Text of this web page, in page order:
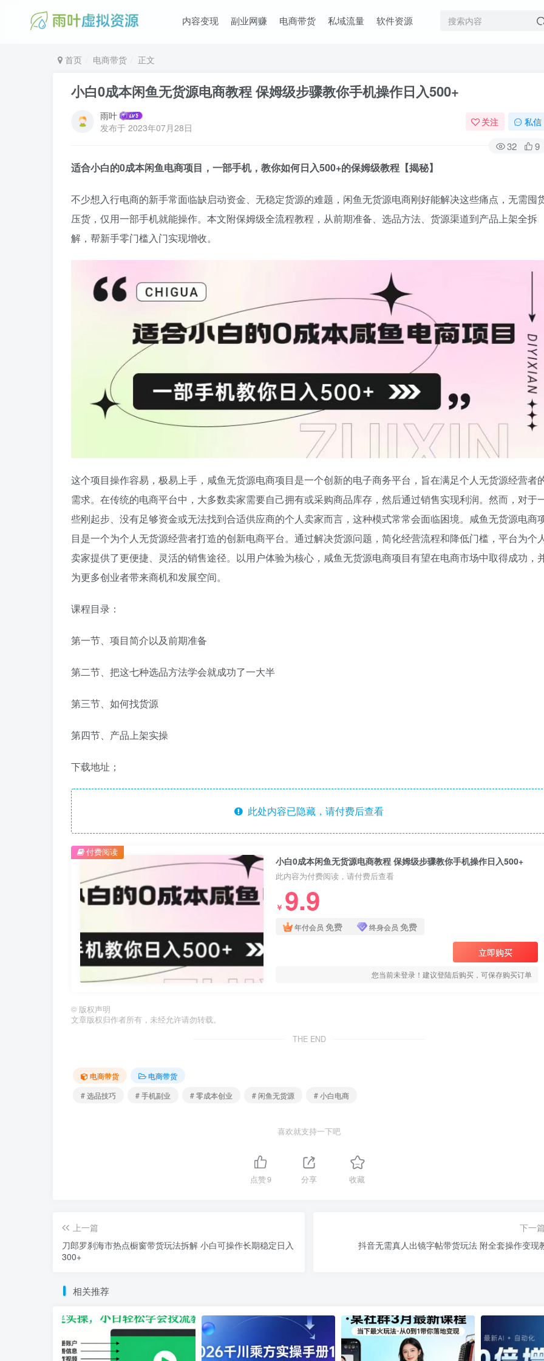
内容变现 副业网赚 电商带货 私域流量 软件资源
首页 电商带货 正文
小白0成本闲鱼无货源电商教程 保姆级步骤教你手机操作日入500+
雨叶
发布于 2023年07月28日 关注 私信
32 9
适合小白的0成本闲鱼电商项目，一部手机，教你如何日入500+的保姆级教程【揭秘】
不少想入行电商的新手常面临缺启动资金、无稳定货源的难题，闲鱼无货源电商刚好能解决这些痛点，无需囤
压货，仅用一部手机就能操作。本文附保姆级全流程教程，从前期准备、选品方法、货源渠道到产品上架全拆
解，帮新手零门槛入门实现增收。
这个项目操作容易，极易上手，咸鱼无货源电商项目是一个创新的电子商务平台，旨在满足个人无货源经营者
需求。在传统的电商平台中，大多数卖家需要自己拥有或采购商品库存，然后通过销售实现利润。然而，对于
些刚起步、没有足够资金或无法找到合适供应商的个人卖家而言，这种模式常常会面临困境。咸鱼无货源电商
目是一个为个人无货源经营者打造的创新电商平台。通过解决货源问题，简化经营流程和降低门槛，平台为个
卖家提供了更便捷、灵活的销售途径。以用户体验为核心，咸鱼无货源电商项目有望在电商市场中取得成功，
为更多创业者带来商机和发展空间。
课程目录：
第一节、项目简介以及前期准备
第二节、把这七种选品方法学会就成功了一大半
第三节、如何找货源
第四节、产品上架实操
下载地址；
此处内容已隐藏，请付费后查看
小白0成本闲鱼无货源电商教程 保姆级步骤教你手机操作日入500+
此内容为付费阅读，请付费后查看
￥ 9.9
年付会员 免费 终身会员 免费
立即购买
您当前未登录！建议登陆后购买，可保存购买订单
付费阅读
© 版权声明
文章版权归作者所有，未经允许请勿转载。
THE END
电商带货
电商带货
# 选品技巧
# 手机副业 # 零成本创业 # 闲鱼无货源 # 小白电商
喜欢就支持一下吧
点赞9 分享 收藏
上一篇
刀郎罗刹海市热点橱窗带货玩法拆解 小白可操作长期稳定日入
300+
下一
抖音无需真人出镜字帖带货玩法 附全套操作变现
相关推荐